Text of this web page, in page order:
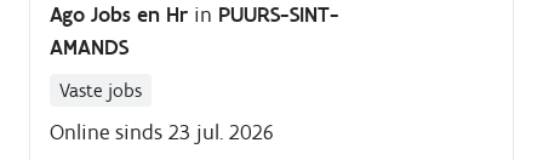
dat deze netjes in de winkel of het magazijn worden
geplaatst.
Ago Jobs en Hr in PUURS-SINT-
AMANDS
Vaste jobs
Online sinds 23 jul. 2026